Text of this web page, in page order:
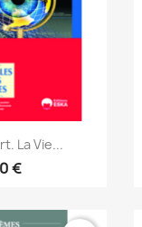
rapide
La Vie...
€